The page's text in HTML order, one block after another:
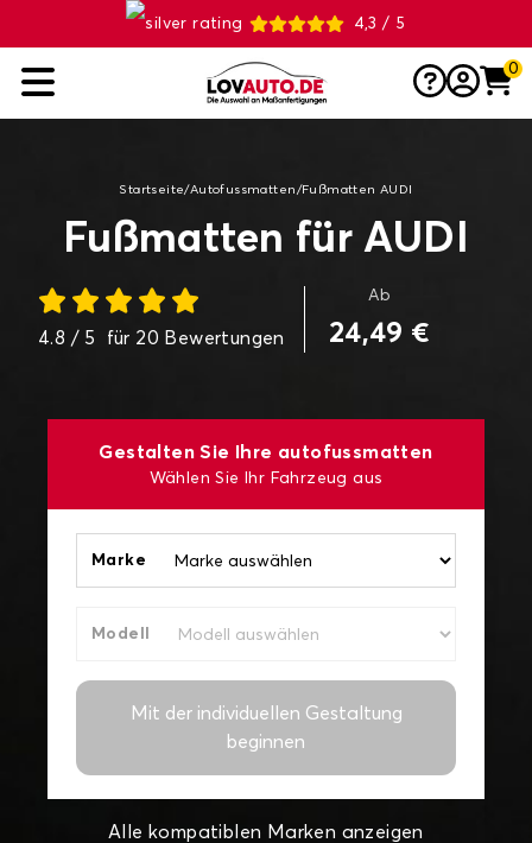
4,3 / 5
0
Startseite/Autofussmatten /Fußmatten AUDI
Fußmatten für AUDI
4.8 / 5 für 20 Bewertungen
Ab
24,49 €
Gestalten Sie Ihre autofussmatten
Wählen Sie Ihr Fahrzeug aus
Marke
Modell
Mit der individuellen Gestaltung
beginnen
Alle kompatiblen Marken anzeigen